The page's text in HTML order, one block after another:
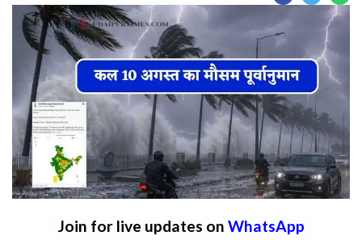
Join for live updates on WhatsApp